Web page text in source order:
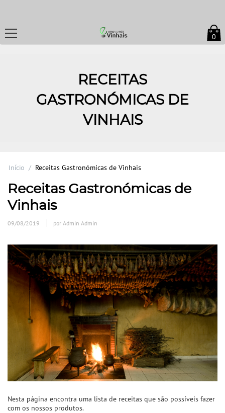
0
RECEITAS
GASTRONÓMICAS DE
VINHAIS
Início / Receitas Gastronómicas de Vinhais
Receitas Gastronómicas de
Vinhais
09/08/2019 por Admin Admin
Nesta página encontra uma lista de receitas que são possíveis fazer
com os nossos produtos.